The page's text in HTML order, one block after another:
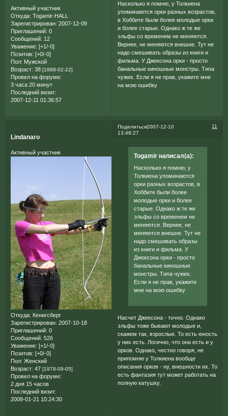
Активный участник
Откуда: Togamir-HALL
Зарегистрирован: 2007-12-09
Приглашений: 0
Сообщений: 12
Уважение: [+1/-0]
Позитив: [+0/-0]
Пол: Мужской
Возраст: 38 [1988-02-22]
Провел на форуме:
3 часа 20 минут
Последний визит:
2007-12-11 01:36:57
Насколько я помню, у Толкиена
упоминаются орки разных возрастов,
в Хоббите были более молодые орки
и более старые. Однако ж те же
эльфы со временем не меняются.
Вернее, не меняются внешне. Тут не
надо смешивать образы из книги и
фильма. У Джексона орки - просто
банальные киношные монстры. Типа
чужих. Если я не прав, укажите мне
на мою ошибку
Поделиться 11
2007-12-10
13:48:27
Lindanaro
Активный участник
Откуда: Кенигсберг
Зарегистрирован: 2007-10-18
Приглашений: 0
Сообщений: 526
Уважение: [+1/-0]
Позитив: [+0/-0]
Пол: Женский
Возраст: 47 [1978-09-05]
Провел на форуме:
2 дня 15 часов
Последний визит:
2008-01-21 10:24:30
Togamir написал(а):
Насколько я помню, у
Толкиена упоминаются
орки разных возрастов, в
Хоббите были более
молодые орки и более
старые. Однако ж те же
эльфы со временем не
меняются. Вернее, не
меняются внешне. Тут не
надо смешивать образы
из книги и фильма. У
Джексона орки - просто
банальные киношные
монстры. Типа чужих.
Если я не прав, укажите
мне на мою ошибку
Насчет Джексона - точно. Однако
эльфы тоже бывают молодые и,
скажем так, взрослые. То есть юность
у них есть. Логично, что она есть и у
орков. Однако, честно говоря, не
припомню у Толкиена вообще
описания орков - ну, внешности их. То
есть фантазия тут может работать на
полную катушку.